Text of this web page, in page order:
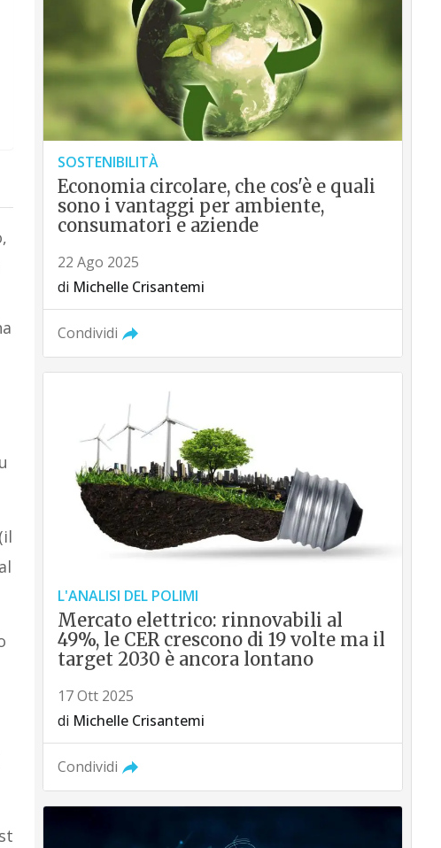
(il
SOSTENIBILITÀ
Economia circolare, che cos'è e quali
sono i vantaggi per ambiente,
consumatori e aziende
22 Ago 2025
di Michelle Crisantemi
Condividi
L'ANALISI DEL POLIMI
Mercato elettrico: rinnovabili al
49%, le CER crescono di 19 volte ma il
target 2030 è ancora lontano
17 Ott 2025
di Michelle Crisantemi
Condividi